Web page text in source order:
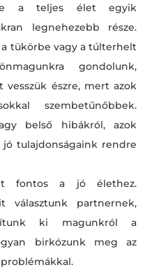
a teljes élet egyik
legnehezebb része.
tükörbe vagy a túlterhelt
gondolunk,
észre, mert azok
szembetűnőbbek.
belső hibákról, azok
tulajdonságaink rendre
fontos a jó élethez.
választunk partnernek,
ki magunkról a
birkózunk meg az